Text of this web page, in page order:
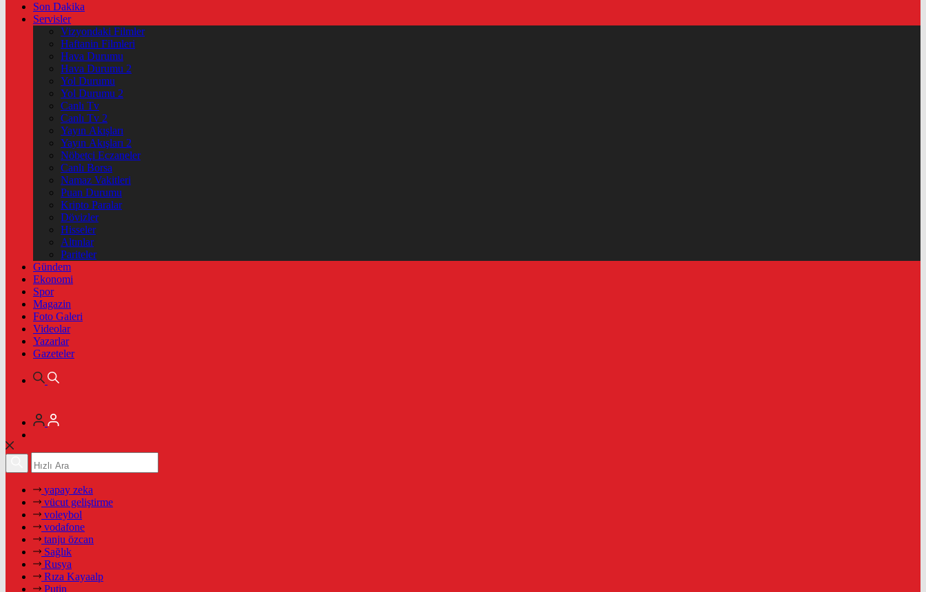
Son Dakika
Servisler
Vizyondaki Filmler
Haftanin Filmleri
Hava Durumu
Hava Durumu 2
Yol Durumu
Yol Durumu 2
Canlı Tv
Canlı Tv 2
Yayın Akışları
Yayın Akışları 2
Nöbetçi Eczaneler
Canlı Borsa
Namaz Vakitleri
Puan Durumu
Kripto Paralar
Dövizler
Hisseler
Altınlar
Pariteler
Gündem
Ekonomi
Spor
Magazin
Foto Galeri
Videolar
Yazarlar
Gazeteler
yapay zeka
vücut geliştirme
voleybol
vodafone
tanju özcan
Sağlık
Rusya
Rıza Kayaalp
Putin